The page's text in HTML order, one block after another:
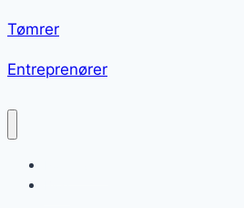
Tømrer
Entreprenører